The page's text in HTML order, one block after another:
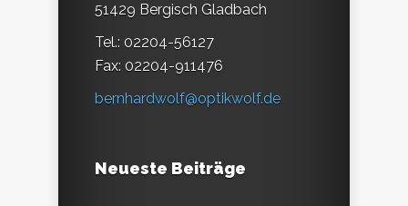
51429 Bergisch Gladbach
Tel.: 02204-56127
Fax: 02204-911476
bernhardwolf@optikwolf.de
Neueste Beiträge